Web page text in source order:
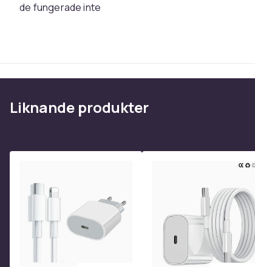
de fungerade inte
Liknande produkter